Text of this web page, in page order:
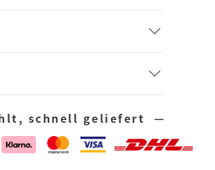
schnell geliefert —